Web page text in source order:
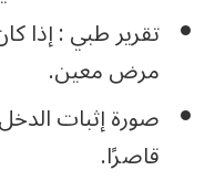
تقرير طبي : إذا
مرض معين.
صورة إثبات
قاصرًا.